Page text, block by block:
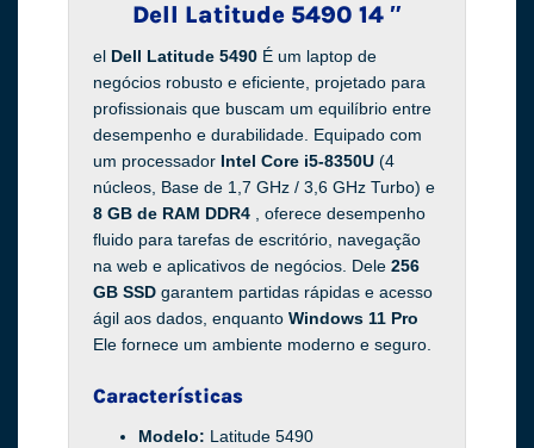
Dell Latitude 5490 14 ″
el Dell Latitude 5490 É um laptop de
negócios robusto e eficiente, projetado para
profissionais que buscam um equilíbrio entre
desempenho e durabilidade. Equipado com
um processador Intel Core i5-8350U (4
núcleos, Base de 1,7 GHz / 3,6 GHz Turbo) e
8 GB de RAM DDR4 , oferece desempenho
fluido para tarefas de escritório, navegação
na web e aplicativos de negócios. Dele 256
GB SSD garantem partidas rápidas e acesso
ágil aos dados, enquanto Windows 11 Pro
Ele fornece um ambiente moderno e seguro.
Características
Modelo: Latitude 5490